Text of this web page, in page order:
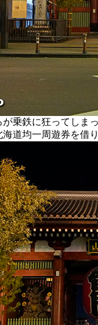
乗鉄に狂ってしま
海道均一周遊券を借